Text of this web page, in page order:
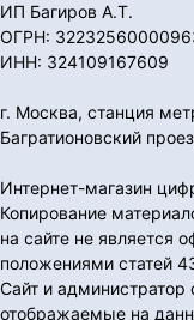
ИП Багиров А.Т.
ОГРН:
ИНН: 324109167609
г. Москва, станция
Багратионовский
Интернет-магазин
Копирование
на сайте не является
положениями статей
Сайт и администратор
отображаемые на